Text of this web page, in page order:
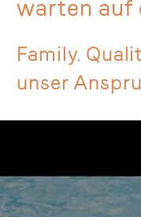
warten auf
Family.
unser